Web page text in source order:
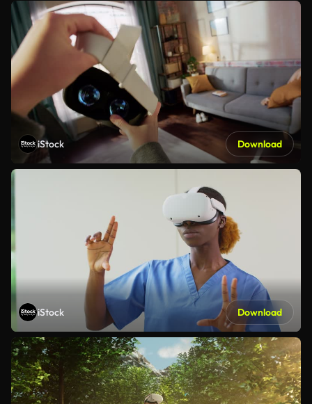
iStock Download
iStock Download